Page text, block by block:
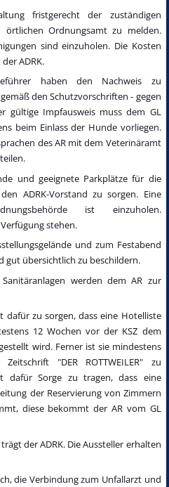
fristgerecht der zuständigen
Ordnungsamt zu melden.
sind einzuholen. Die Kosten
ADRK.
haben den Nachweis zu
den Schutzvorschriften - gegen
gültige Impfausweis muss dem GL
beim Einlass der Hunde vorliegen.
des AR mit dem Veterinäramt
und geeignete Parkplätze für die
ADRK-Vorstand zu sorgen. Eine
ist einzuholen.
stehen.
und zum Festabend
gut übersichtlich zu beschildern.
werden dem AR zur
dafür zu sorgen, dass eine Hotelliste
12 Wochen vor der KSZ dem
wird. Ferner ist sie mindestens
"DER ROTTWEILER" zu
dafür Sorge zu tragen, dass eine
der Reservierung von Zimmern
diese bekommt der AR vom GL
der ADRK. Die Aussteller erhalten
die Verbindung zum Unfallarzt und